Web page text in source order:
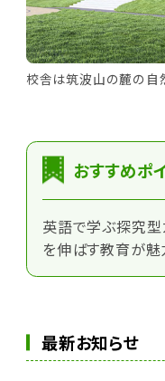
校舎は筑波山の麓の自
おすすめポ
英語で学ぶ探究型
を伸ばす教育が魅
最新お知らせ